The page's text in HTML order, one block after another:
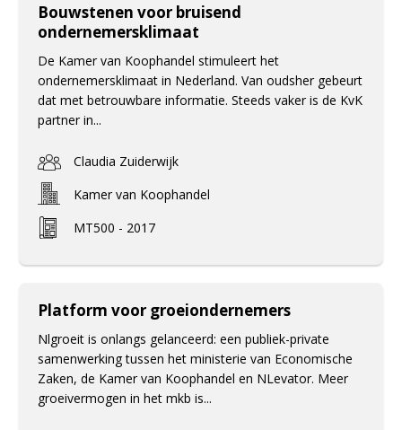
Bouwstenen voor bruisend
ondernemersklimaat
De Kamer van Koophandel stimuleert het
ondernemersklimaat in Nederland. Van oudsher gebeurt
dat met betrouwbare informatie. Steeds vaker is de KvK
partner in...
Claudia Zuiderwijk
Kamer van Koophandel
MT500 - 2017
Platform voor groeiondernemers
Nlgroeit is onlangs gelanceerd: een publiek-private
samenwerking tussen het ministerie van Economische
Zaken, de Kamer van Koophandel en NLevator. Meer
groeivermogen in het mkb is...